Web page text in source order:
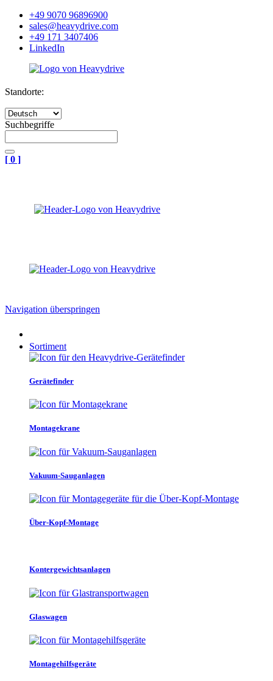
+49 9070 96896900
sales@heavydrive.com
+49 171 3407406
LinkedIn
Standorte:
Suchbegriffe
[ 0 ]
Navigation überspringen
Sortiment
Gerätefinder
Montagekrane
Vakuum-Sauganlagen
Über-Kopf-Montage
Kontergewichtsanlagen
Glaswagen
Montagehilfsgeräte